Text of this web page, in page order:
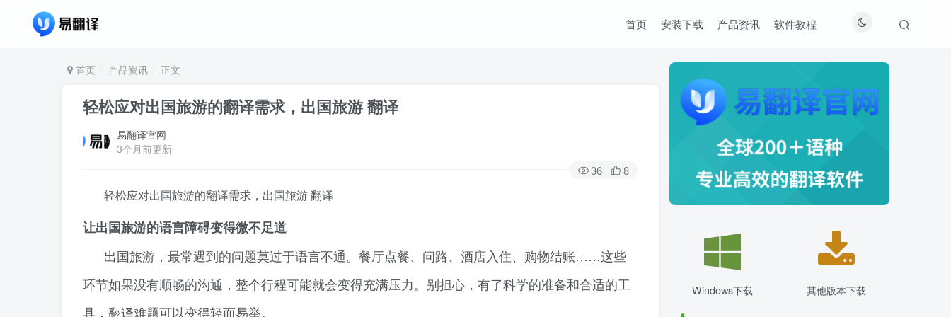
首页 安装下载 产品资讯 软件教程
首页 产品资讯 正文
轻松应对出国旅游的翻译需求，出国旅游 翻译
易翻译官网
3个月前更新
36 8
轻松应对出国旅游的翻译需求，出国旅游 翻译
让出国旅游的语言障碍变得微不足道
出国旅游，最常遇到的问题莫过于语言不通。餐厅点餐、问路、酒店入住、购物结账……这些
环节如果没有顺畅的沟通，整个行程可能就会变得充满压力。别担心，有了科学的准备和合适的工
具，翻译难题可以变得轻而易举。
Windows下载 其他版本下载